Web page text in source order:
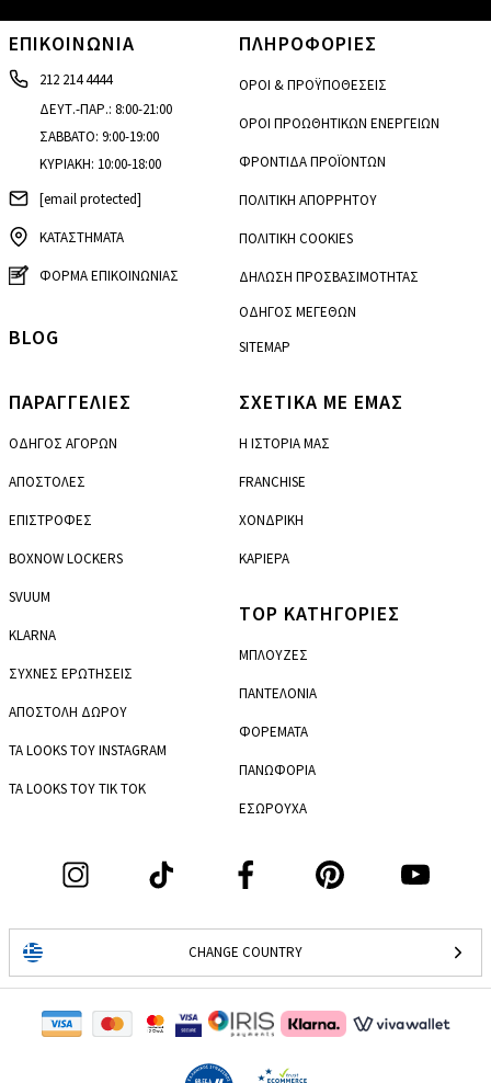
ΕΠΙΚΟΙΝΩΝΙΑ
212 214 4444
ΔΕΥΤ.-ΠΑΡ.: 8:00-21:00
ΣΑΒΒΑΤΟ: 9:00-19:00
ΚΥΡΙΑΚΗ: 10:00-18:00
[email protected]
ΚΑΤΑΣΤΗΜΑΤΑ
ΦΟΡΜΑ ΕΠΙΚΟΙΝΩΝΙΑΣ
ΠΑΡΑΓΓΕΛΙΕΣ
ΟΔΗΓΟΣ ΑΓΟΡΩΝ
ΑΠΟΣΤΟΛΕΣ
ΕΠΙΣΤΡΟΦΕΣ
BOXNOW LOCKERS
SVUUM
KLARNA
ΣΥΧΝΕΣ ΕΡΩΤΗΣΕΙΣ
ΑΠΟΣΤΟΛΗ ΔΩΡΟΥ
ΤΑ LOOKS ΤΟΥ INSTAGRAM
ΤΑ LOOKS ΤΟΥ TIK TOK
ΠΛΗΡΟΦΟΡΙΕΣ
ΟΡΟΙ & ΠΡΟΫΠΟΘΕΣΕΙΣ
ΟΡΟΙ ΠΡΟΩΘΗΤΙΚΩΝ ΕΝΕΡΓΕΙΩΝ
ΦΡΟΝΤΙΔΑ ΠΡΟΪΟΝΤΩΝ
ΠΟΛΙΤΙΚΗ ΑΠΟΡΡΗΤΟΥ
ΠΟΛΙΤΙΚΗ COOKIES
ΔΗΛΩΣΗ ΠΡΟΣΒΑΣΙΜΟΤΗΤΑΣ
ΟΔΗΓΟΣ ΜΕΓΕΘΩΝ
SITEMAP
ΣΧΕΤΙΚΑ ΜΕ ΕΜΑΣ
Η ΙΣΤΟΡΙΑ ΜΑΣ
FRANCHISE
ΧΟΝΔΡΙΚΗ
ΚΑΡΙΕΡΑ
CHANGE COUNTRY
TOP ΚΑΤΗΓΟΡΙΕΣ
ΜΠΛΟΥΖΕΣ
ΠΑΝΤΕΛΟΝΙΑ
ΦΟΡΕΜΑΤΑ
ΠΑΝΩΦΟΡΙΑ
ΕΣΩΡΟΥΧΑ
BLOG